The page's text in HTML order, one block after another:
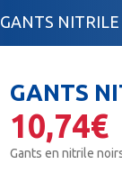
GANTS
GANTS
10,74€
Gants en nitrile